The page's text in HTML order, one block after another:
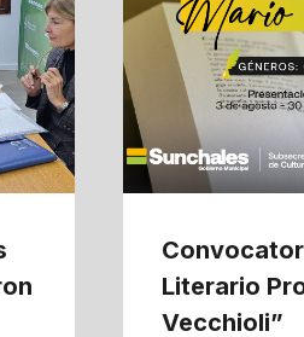
Literario
Vecchioli”